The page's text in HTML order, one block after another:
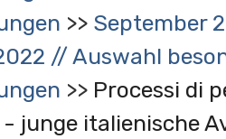
September
// Auswahl
Processi di
junge italienische